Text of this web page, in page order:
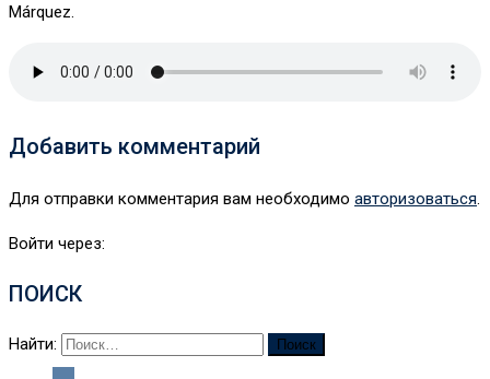
Márquez.
Добавить комментарий
Для отправки комментария вам необходимо авторизоваться
Войти через:
ПОИСК
Найти: